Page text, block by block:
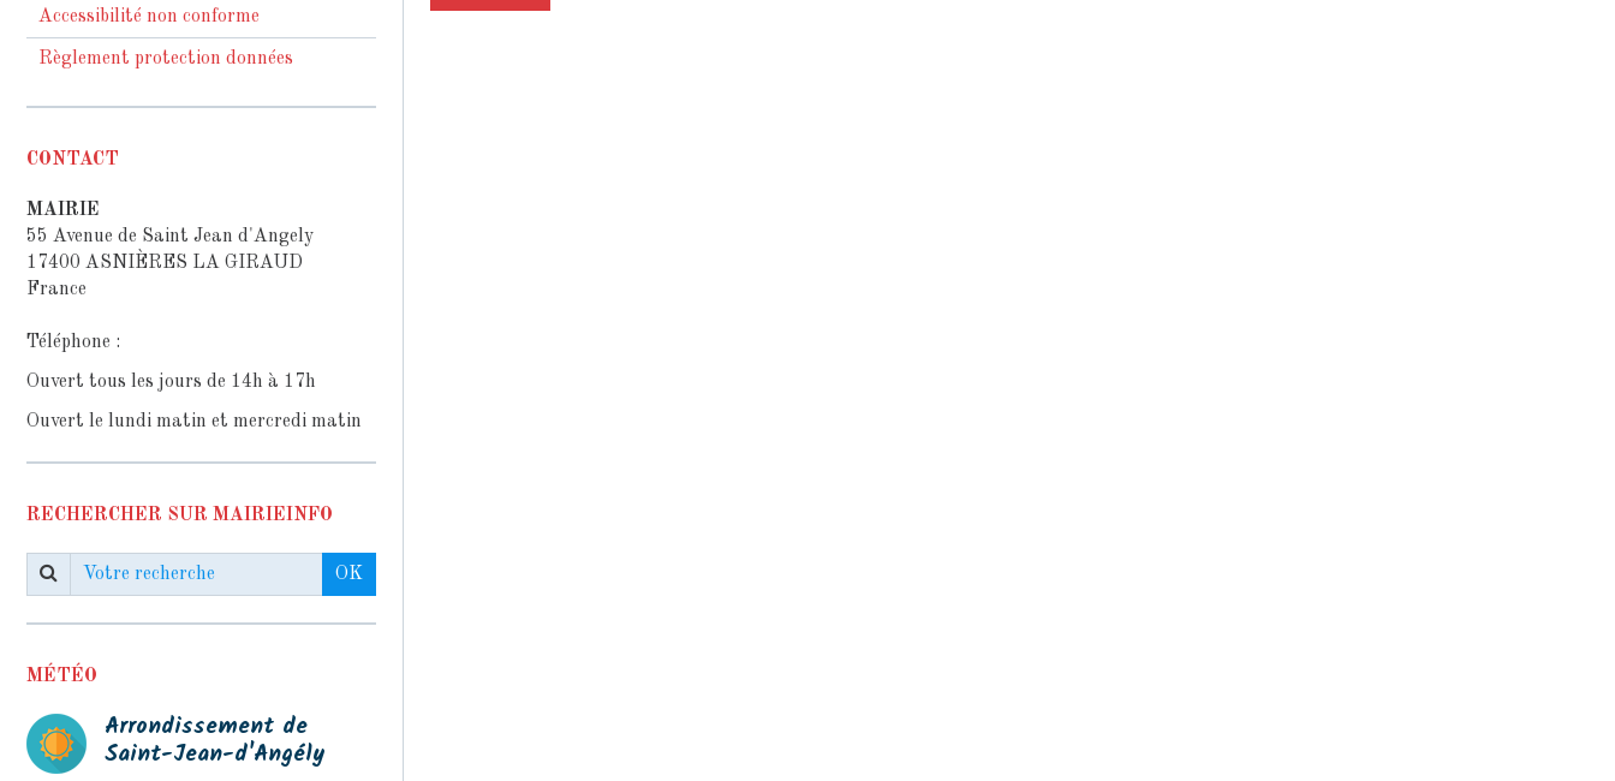
Accessibilité non conforme
Règlement protection données
CONTACT
MAIRIE
55 Avenue de Saint Jean d'Angely
17400 ASNIÈRES LA GIRAUD
France
Téléphone :
Ouvert tous les jours de 14h à 17h
Ouvert le lundi matin et mercredi matin
RECHERCHER SUR MAIRIEINFO
OK
MÉTÉO
Arrondissement de
Saint-Jean-d'Angély